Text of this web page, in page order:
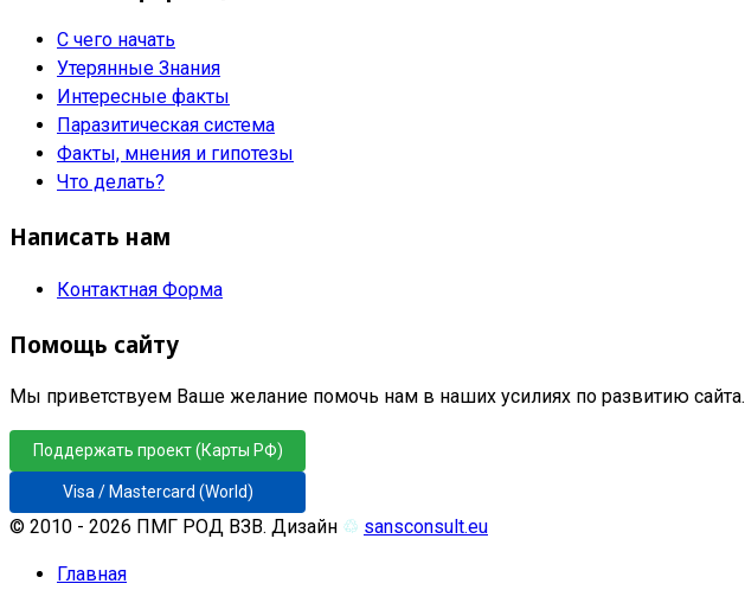
С чего начать
Утерянные Знания
Интересные факты
Паразитическая система
Факты, мнения и гипотезы
Что делать?
Написать нам
Контактная Форма
Помощь сайту
Мы приветствуем Ваше желание помочь нам в наших усилиях по развитию сайта.
Поддержать проект (Карты РФ)
Visa / Mastercard (World)
© 2010 - 2026 ПМГ РОД ВЗВ. Дизайн ♲ sansconsult.eu
Главная